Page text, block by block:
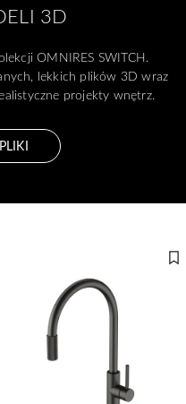
3D
OMNIRES SWITCH.
lekkich plików 3D wraz
projekty wnętrz.